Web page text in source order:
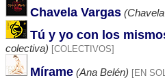
Chavela Vargas
Tú y yo con los
colectiva)
[COLECTIVOS]
Mírame (Ana Belén) [EN